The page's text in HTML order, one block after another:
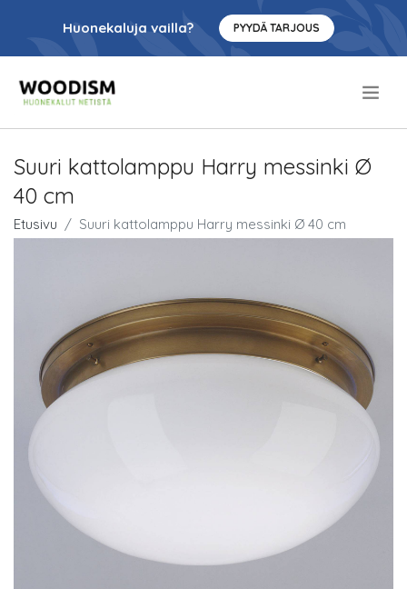
Huonekaluja vailla? PYYDÄ TARJOUS
Suuri kattolamppu Harry messinki Ø
40 cm
Etusivu Suuri kattolamppu Harry messinki Ø 40 cm